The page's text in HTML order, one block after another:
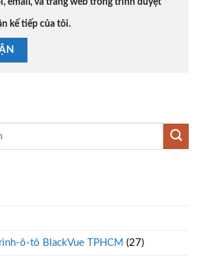
email, và trang web trong trình duyệt
kế tiếp của tôi.
ô-tô BlackVue TPHCM (27)